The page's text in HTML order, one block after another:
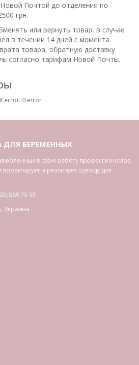
Почтой до отделения по
грн.
или вернуть товар, в случае
в течении 14 дней с момента
товара, обратную доставку
согласно тарифам Новой Почты.
error: 0 error
ДЛЯ БЕРЕМЕННЫХ
в свою работу профессионалов,
и реализует одежду для
869 75 93
, Украина